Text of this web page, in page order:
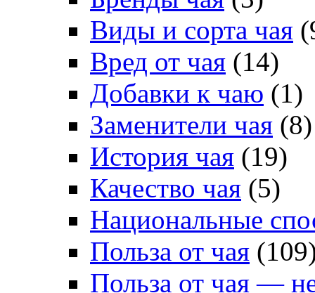
Виды и сорта чая
Вред от чая (14)
Добавки к чаю (1)
Заменители чая (8)
История чая (19)
Качество чая (5)
Национальные
Польза от чая
Польза от чая —